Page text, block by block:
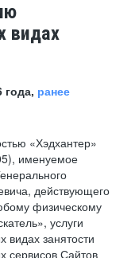
видах
года, ранее
«Хэдхантер»
именуемое
действующего
физическому
услуги
видах занятости
сервисов Сайтов